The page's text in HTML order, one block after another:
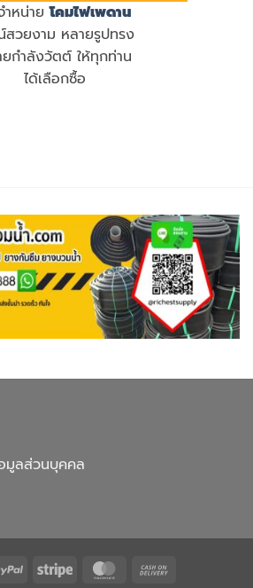
ำหน่ายโคมไฟเพดาน
สวยงาม หลายรูปทรง
ยกำลังวัตต์ ให้ทุกท่าน
ได้เลือกซื้อ
มูลส่วนบุคคล
PayPal Stripe MasterCard